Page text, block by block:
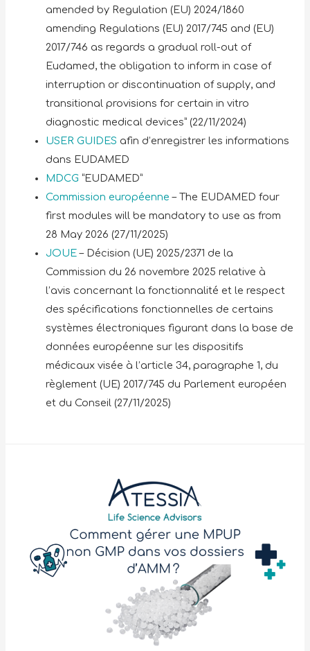
amended by Regulation (EU) 2024/1860
amending Regulations (EU) 2017/745 and (EU)
2017/746 as regards a gradual roll-out of
Eudamed, the obligation to inform in case of
interruption or discontinuation of supply, and
transitional provisions for certain in vitro
diagnostic medical devices” (22/11/2024)
USER GUIDES afin d’enregistrer les informations
dans EUDAMED
MDCG “EUDAMED”
Commission européenne – The EUDAMED four
first modules will be mandatory to use as from
28 May 2026 (27/11/2025)
JOUE– Décision (UE) 2025/2371 de la
Commission du 26 novembre 2025 relative à
l’avis concernant la fonctionnalité et le respect
des spécifications fonctionnelles de certains
systèmes électroniques figurant dans la base de
données européenne sur les dispositifs
médicaux visée à l’article 34, paragraphe 1, du
règlement (UE) 2017/745 du Parlement européen
et du Conseil (27/11/2025)